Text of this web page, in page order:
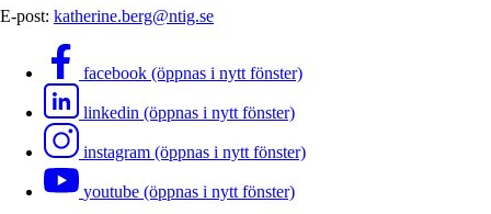
E-post: katherine.berg@ntig.se
facebook (öppnas i nytt fönster)
linkedin (öppnas i nytt fönster)
instagram (öppnas i nytt fönster)
youtube (öppnas i nytt fönster)